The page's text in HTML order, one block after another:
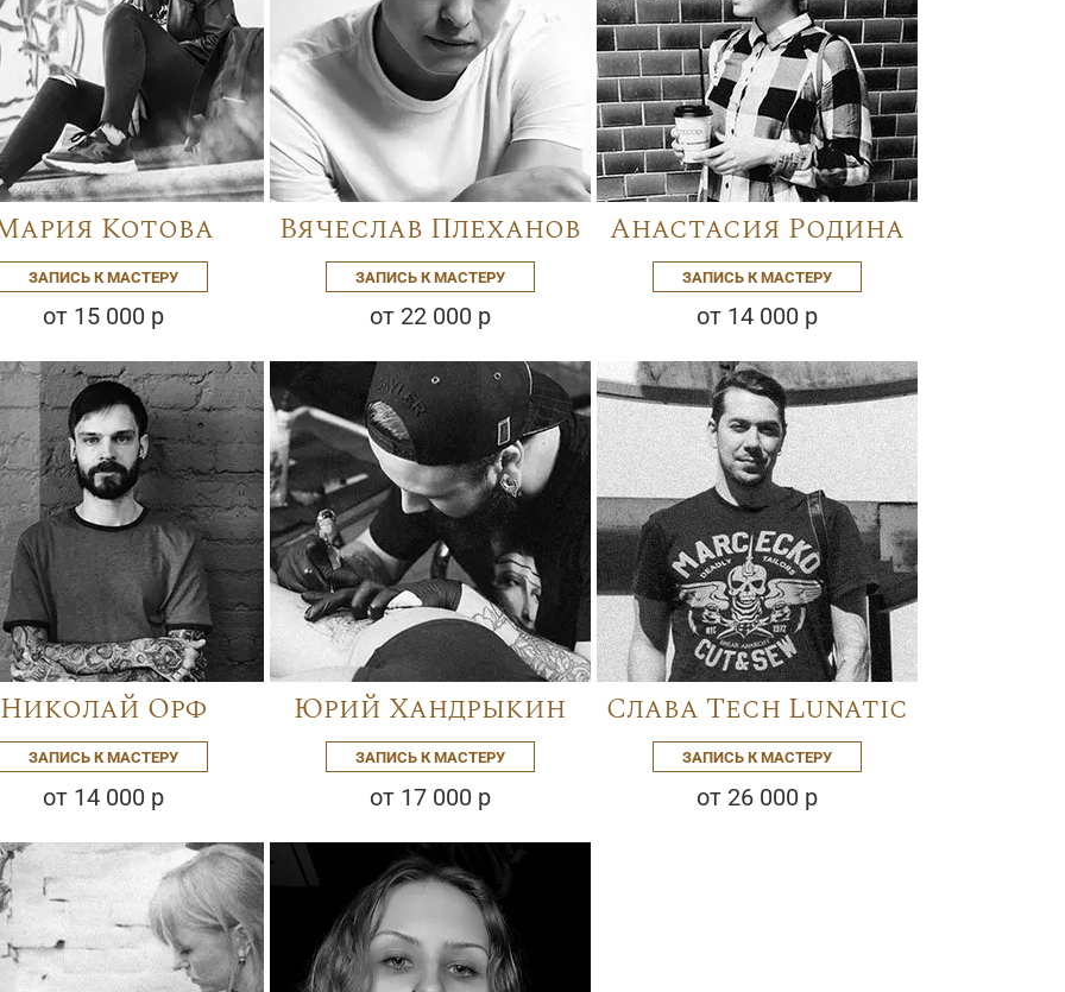
Котова
ЗАПИСЬ К МАСТЕРУ
от 15 000 р
Вячеслав Плеханов
ЗАПИСЬ К МАСТЕРУ
от 22 000 р
Анастасия Родина
ЗАПИСЬ К МАСТЕРУ
от 14 000 р
Николай Орф
ЗАПИСЬ К МАСТЕРУ
от 14 000 р
Юрий Хандрыкин
ЗАПИСЬ К МАСТЕРУ
от 17 000 р
Слава Tech Lunatic
ЗАПИСЬ К МАСТЕРУ
от 26 000 р